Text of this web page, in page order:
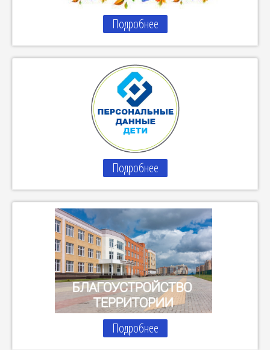
Подробнее
Подробнее
Подробнее